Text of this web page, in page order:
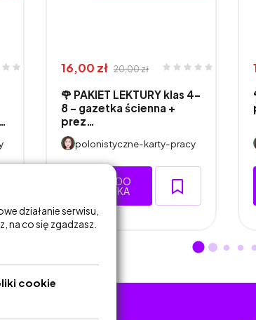
16,00 zł 20,00 zł
🌹 PAKIET LEKTURY klas 4–
8 – gazetka ścienna +
prez…
polonistyczne-karty-pracy
DODAJ DO
KOSZYKA
działanie serwisu,
na co się zgadzasz.
cookie